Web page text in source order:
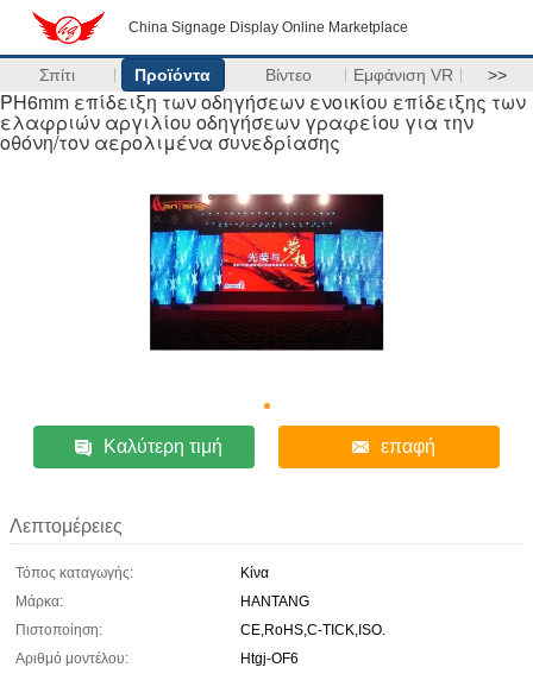
China Signage Display Online Marketplace
Σπίτι Προϊόντα Βίντεο Εμφάνιση VR >>
PH6mm επίδειξη των οδηγήσεων ενοικίου επίδειξης των
ελαφριών αργιλίου οδηγήσεων γραφείου για την
οθόνη/τον αερολιμένα συνεδρίασης
Καλύτερη τιμή επαφή
Λεπτομέρειες
Τόπος καταγωγής:
Κίνα
Μάρκα:
HANTANG
Πιστοποίηση:
CE,RoHS,C-TICK,ISO.
Αριθμό μοντέλου:
Htgj-OF6